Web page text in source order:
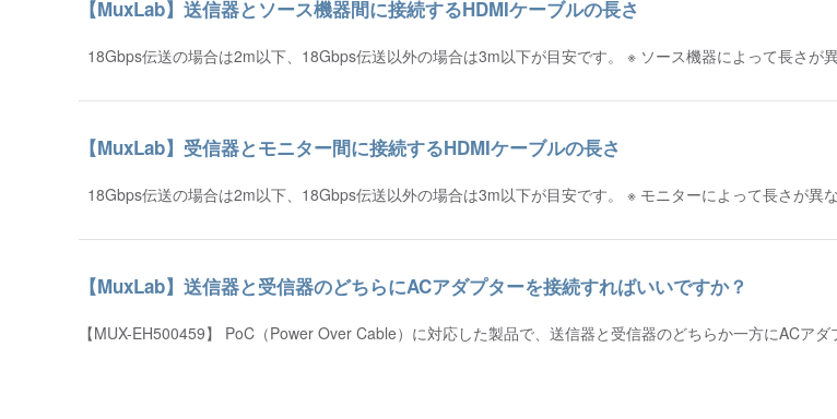
【MuxLab】送信器とソース機器間に接続するHDMIケーブルの長さ
18Gbps伝送の場合は2m以下、18Gbps伝送以外の場合は3m以下が目安です。 ※ ソース機器によって長さが
【MuxLab】受信器とモニター間に接続するHDMIケーブルの長さ
18Gbps伝送の場合は2m以下、18Gbps伝送以外の場合は3m以下が目安です。 ※ モニターによって長さが異な
【MuxLab】送信器と受信器のどちらにACアダプターを接続すればいいですか？
【MUX-EH500459】 PoC（Power Over Cable）に対応した製品で、送信器と受信器のどちらか一方にACア